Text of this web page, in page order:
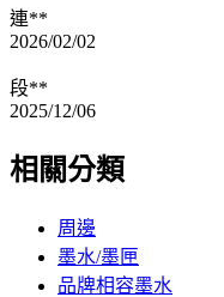
連**
2026/02/02
段**
2025/12/06
相關分類
周邊
墨水/墨匣
品牌相容墨水